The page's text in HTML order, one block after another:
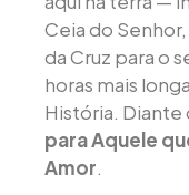
Ceia do
da Cruz para o
horas mais
História. Diante
para Aquele
Amor.